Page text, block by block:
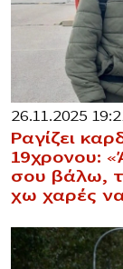
26.11.2025
Ραγίζει
19χρονου:
σου βάλω,
χω χαρές